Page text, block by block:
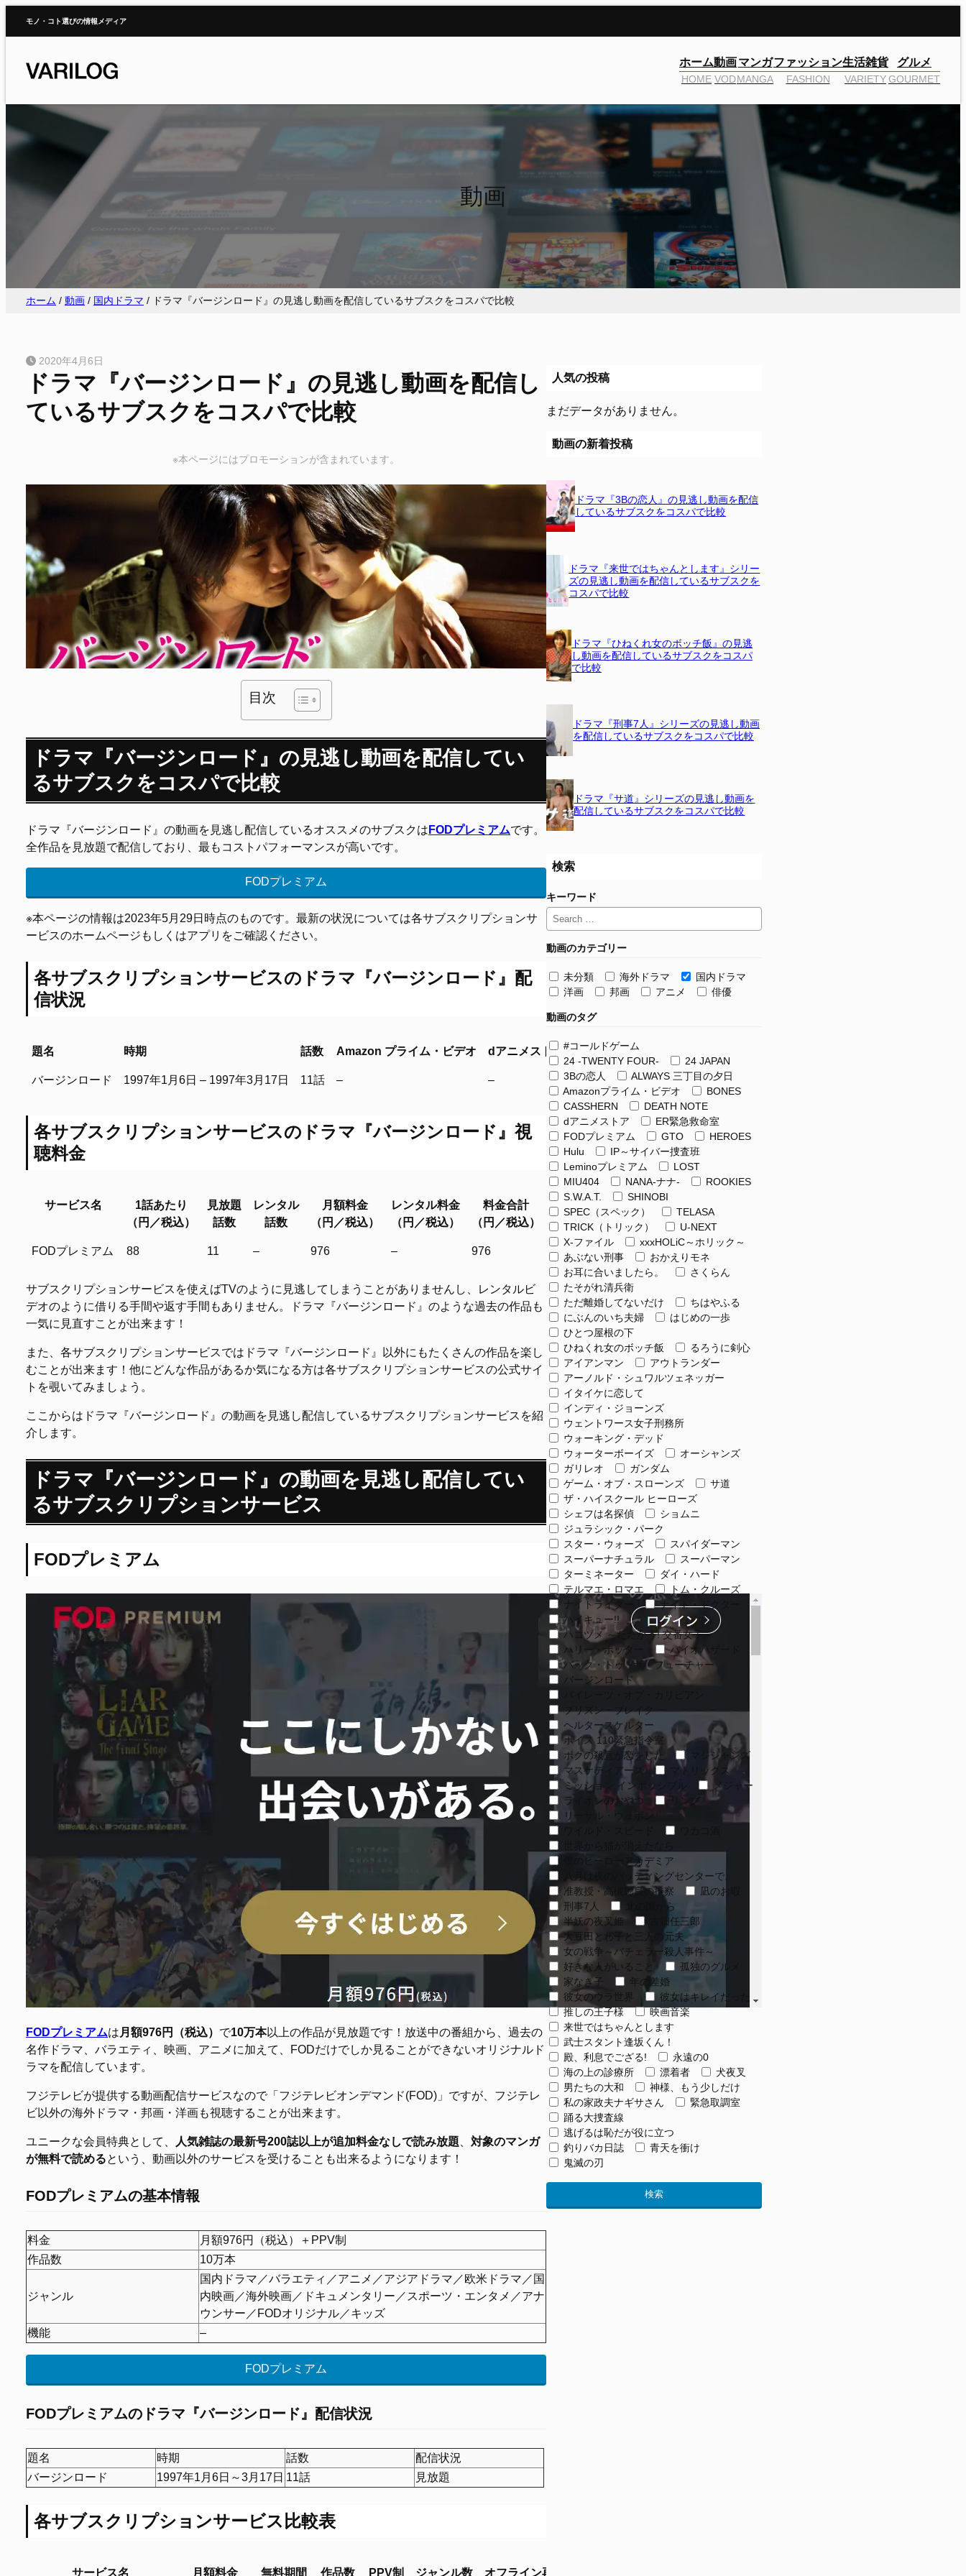
モノ・コト選びの情報メディア
ホーム
HOME
動画
VOD
マンガ
MANGA
ファッション
FASHION
生活雑貨
VARIETY
グルメ
GOURMET
動画
ホーム / 動画 / 国内ドラマ / ドラマ『バージンロード』の見逃し動画を配信しているサブスクをコスパで比較
2020年4月6日
ドラマ『バージンロード』の見逃し動画を配信し
ているサブスクをコスパで比較
※本ページにはプロモーションが含まれています。
目次
ドラマ『バージンロード』の見逃し動画を配信してい
るサブスクをコスパで比較
ドラマ『バージンロード』の動画を見逃し配信しているオススメのサブスクは FODプレミアムです。
全作品を見放題で配信しており、最もコストパフォーマンスが高いです。
FODプレミアム
※本ページの情報は2023年5月29日時点のものです。最新の状況については各サブスクリプションサ
ービスのホームページもしくはアプリをご確認ください。
各サブスクリプションサービスのドラマ『バージンロード』配
信状況
題名 時期 話数 Amazon プライム・ビデオ dアニメストア FODプレミアム
題名
時期 話数 dアニメストア FODプレミアム Hulu Leminoプレミアム
バージンロード 1997年1月6日 – 1997年3月17日 11話 – – 見放題 – –
各サブスクリプションサービスのドラマ『バージンロード』視
聴料金
サービス名
1話あたり
（円／税込）
見放題
話数
レンタル
話数
月額料金
（円／税込）
レンタル料金
（円／税込）
料金合計
（円／税込）
サービス名
1話あたり
見放題
月額料金
料金合計
FODプレミアム 88 11 – 976 – 976
サブスクリプションサービスを使えばTVのように見逃してしまうことがありませんし、レンタルビ
デオのように借りる手間や返す手間もありません。ドラマ『バージンロード』のような過去の作品も
一気に見直すことが出来ます！
また、各サブスクリプションサービスではドラマ『バージンロード』以外にもたくさんの作品を楽し
むことが出来ます！他にどんな作品があるか気になる方は各サブスクリプションサービスの公式サイ
トを覗いてみましょう。
ここからはドラマ『バージンロード』の動画を見逃し配信しているサブスクリプションサービスを紹
介します。
ドラマ『バージンロード』の動画を見逃し配信してい
るサブスクリプションサービス
FODプレミアム
FODプレミアムは 月額976円（税込） で10万本以上の作品が見放題です！放送中の番組から、過去の
名作ドラマ、バラエティ、映画、アニメに加えて、FODだけでしか見ることができないオリジナルド
ラマを配信しています。
フジテレビが提供する動画配信サービスなので「フジテレビオンデマンド(FOD)」ですが、フジテレ
ビ以外の海外ドラマ・邦画・洋画も視聴することが出来ます。
ユニークな会員特典として、 人気雑誌の最新号200誌以上が追加料金なしで読み放題
対象のマンガ
が無料で読めるという、動画以外のサービスを受けることも出来るようになります！
FODプレミアムの基本情報
料金
月額976円（税込）＋PPV制
作品数
10万本
ジャンル
国内ドラマ／バラエティ／アニメ／アジアドラマ／欧米ドラマ／国
内映画／海外映画／ドキュメンタリー／スポーツ・エンタメ／アナ
ウンサー／FODオリジナル／キッズ
機能
–
FODプレミアム
FODプレミアムの ドラマ『バージンロード』配信状況
題名 時期 話数
配信状況
バージンロード
1997年1月6日～3月17日 11話 見放題
各サブスクリプションサービス比較表
サービス名 月額料金 無料期間 作品数 PPV制 ジャンル数 オフライン再生
人気の投稿
まだデータがありません。
動画の新着投稿
ドラマ『3Bの恋人』の見逃し動画を配信
しているサブスクをコスパで比較
ドラマ『来世ではちゃんとします』シリー
ズの見逃し動画を配信しているサブスクを
コスパで比較
ドラマ『ひねくれ女のボッチ飯』の見逃
し動画を配信しているサブスクをコスパ
で比較
ドラマ『刑事7人』シリーズの見逃し動画
を配信しているサブスクをコスパで比較
ドラマ『サ道』シリーズの見逃し動画を
配信しているサブスクをコスパで比較
検索
キーワード
動画のカテゴリー
未分類 海外ドラマ
国内ドラマ
洋画
邦画 アニメ 俳優
動画のタグ
#コールドゲーム
24 -TWENTY FOUR-
24 JAPAN
3Bの恋人
ALWAYS 三丁目の夕日
Amazonプライム・ビデオ
BONES
CASSHERN
DEATH NOTE
dアニメストア
ER緊急救命室
FODプレミアム
GTO
HEROES
Hulu
IP～サイバー捜査班
Leminoプレミアム
LOST
MIU404
NANA-ナナ-
ROOKIES
S.W.A.T.
SHINOBI
SPEC（スペック）
TELASA
TRICK（トリック）
U-NEXT
X-ファイル
xxxHOLiC～ホリック～
あぶない刑事
おかえりモネ
お耳に合いましたら。
さくらん
たそがれ清兵衛
ただ離婚してないだけ
ちはやふる
にぶんのいち夫婦
はじめの一歩
ひとつ屋根の下
ひねくれ女のボッチ飯
るろうに剣心
アイアンマン
アウトランダー
アーノルド・シュワルツェネッガー
イタイケに恋して
インディ・ジョーンズ
ウェントワース女子刑務所
ウォーキング・デッド
ウォーターボーイズ
オーシャンズ
ガリレオ
ガンダム
ゲーム・オブ・スローンズ
サ道
ザ・ハイスクール ヒーローズ
シェフは名探偵
ショムニ
ジュラシック・パーク
スター・ウォーズ
スパイダーマン
スーパーナチュラル
スーパーマン
ターミネーター
ダイ・ハード
テルマエ・ロマエ
トム・クルーズ
ナイトライダー
ナイト・ドクター
ハイキュー!!
ハコヅメ ～たたかう! 交番女子～
ハリー・ポッター
バイオハザード
バック・トゥ・ザ・フューチャー
バージンロード
プリズン・ブレイク
ヘルタースケルター
ボイス 110緊急指令室
ボクの殺意が恋をした
マジシャンズ
マスケティアーズ
マトリックス
ミッション:インポッシブル
メジャー
ライオンのおやつ
リング
リーサル・ウェポン
僕のヒーローアカデミア
八月は夜のバッティングセンターで。
准教授・高槻彰良の推察
凪のお暇
刑事7人
北の国から
半妖の夜叉姫
古畑任三郎
大豆田とわ子と三人の元夫
女の戦争～バチェラー殺人事件～
好きな人がいること
孤独のグルメ
家なき子
年の差婚
彼女のウラ世界
彼女はキレイだった
推しの王子様
映画音楽
来世ではちゃんとします
武士スタント逢坂くん！
殿、利息でござる!
永遠の0
海の上の診療所
漂着者
犬夜叉
男たちの大和
神様、もう少しだけ
私の家政夫ナギサさん
緊急取調室
踊る大捜査線
逃げるは恥だが役に立つ
釣りバカ日誌
青天を衝け
鬼滅の刃